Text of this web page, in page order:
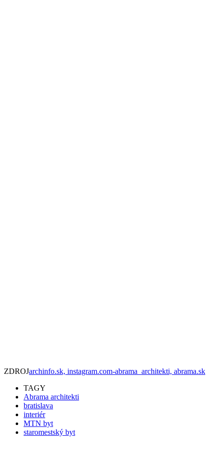
ZDROJarchinfo.sk, instagram.com-abrama_architekti, abrama.sk
TAGY
Abrama architekti
bratislava
interiér
MTN byt
staromestský byt